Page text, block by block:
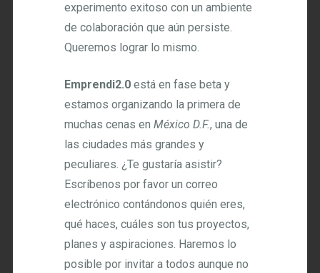
experimento exitoso con un ambiente
de colaboración que aún persiste.
Queremos lograr lo mismo.
Emprendi2.0 está en fase beta y
estamos organizando la primera de
muchas cenas enMéxico D.F., una de
las ciudades más grandes y
peculiares. ¿Te gustaría asistir?
Escríbenos por favor un correo
electrónico contándonos quién eres,
qué haces, cuáles son tus proyectos,
planes y aspiraciones. Haremos lo
posible por invitar a todos aunque no